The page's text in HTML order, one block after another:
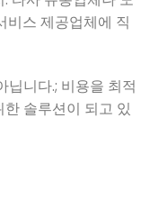
비스 제공업체에 직
닙니다.; 비용을 최적
솔루션이 되고 있